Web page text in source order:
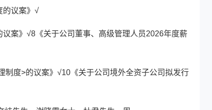
的议案》√
案》√8《关于公司董事、高级管理人员2026年度薪
制度>的议案》√10《关于公司境外全资子公司拟发行